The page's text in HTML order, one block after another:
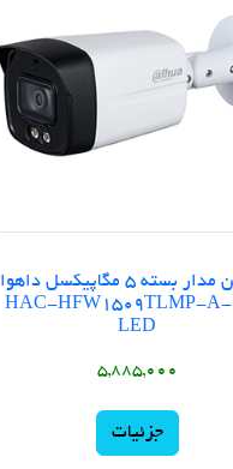
دوربین مدار بسته 5 مگاپیکسل داهوا
مدل HAC-HFW1509TLMP-A-
LED
5,885,000
جزئیات